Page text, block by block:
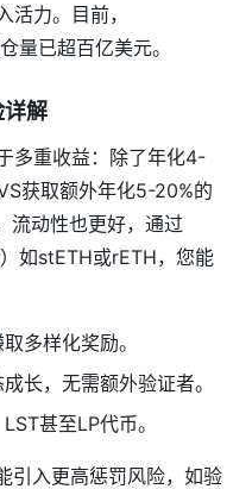
力。目前，
量已超百亿美元。
详解
多重收益：除了年化4-
获取额外年化5-20%的
流动性也更好，通过
如stETH或rETH，您能
多样化奖励。
长，无需额外验证者。
甚至LP代币。
引入更高惩罚风险，如验